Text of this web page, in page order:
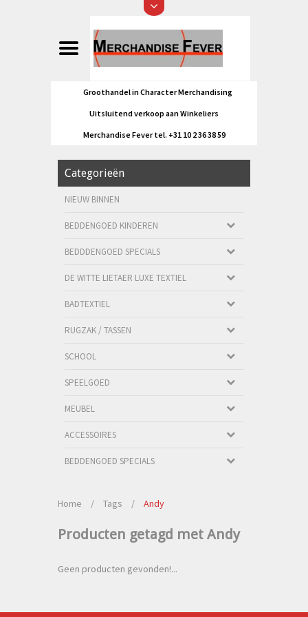
Groothandel in Character Merchandising
Uitsluitend verkoop aan Winkeliers
Merchandise Fever tel. +31 10 2 36 38 59
Categorieën
NIEUW BINNEN
BEDDENGOED KINDEREN
BEDDDENGOED SPECIALS
DE WITTE LIETAER LUXE TEXTIEL
BADTEXTIEL
RUGZAK / TASSEN
SCHOOL
SPEELGOED
MEUBEL
ACCESSOIRES
BEDDENGOED SPECIALS
Home / Tags / Andy
Producten getagd met Andy
Geen producten gevonden!...